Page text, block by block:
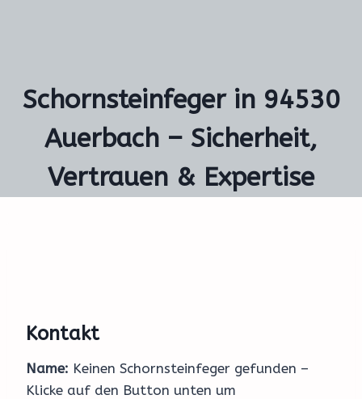
Schornsteinfeger in 94530
Auerbach – Sicherheit,
Vertrauen & Expertise
Kontakt
Name: Keinen Schornsteinfeger gefunden –
Klicke auf den Button unten um